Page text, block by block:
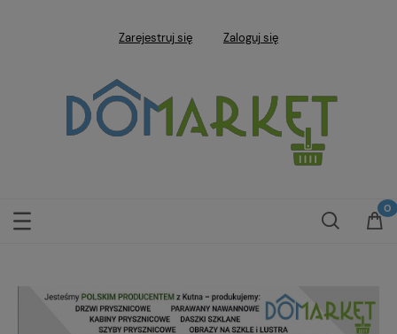
Zarejestruj się Zaloguj się